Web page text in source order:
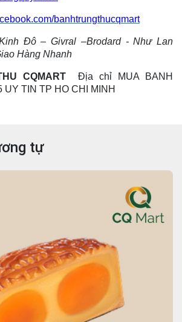
banhtrungthucqmart
Đô – Givral –Brodard - Như Lan
Hàng Nhanh
CQMART
Địa chỉ MUA BANH
UY TIN TP HO CHI MINH
tự